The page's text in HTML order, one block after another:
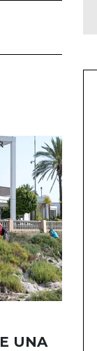
UNA